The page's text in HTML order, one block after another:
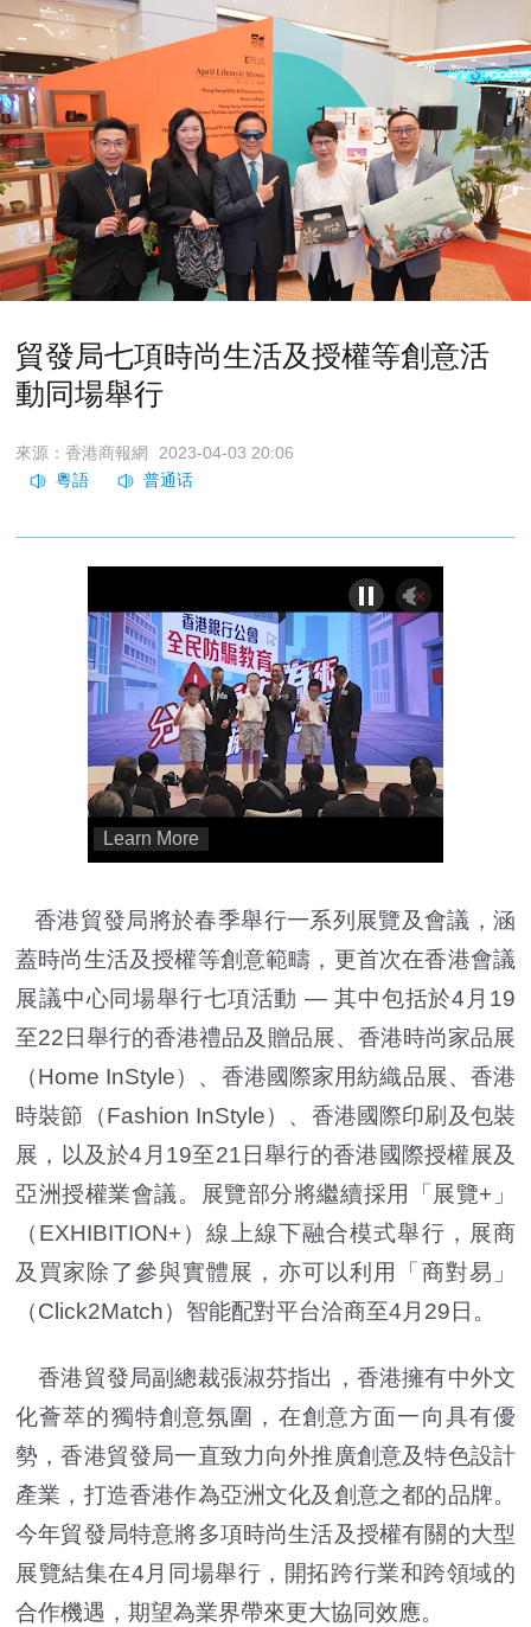
貿發局七項時尚生活及授權等創意活
動同場舉行
來源：香港商報網 2023-04-03 20:06
香港貿發局將於春季舉行一系列展覽及會議，涵
蓋時尚生活及授權等創意範疇，更首次在香港會議
展議中心同場舉行七項活動 — 其中包括於4月19
至22日舉行的香港禮品及贈品展、香港時尚家品展
（Home InStyle）、香港國際家用紡織品展、香港
時裝節（Fashion InStyle）、香港國際印刷及包裝
展，以及於4月19至21日舉行的香港國際授權展及
亞洲授權業會議。展覽部分將繼續採用「展覽+」
（EXHIBITION+）線上線下融合模式舉行，展商
及買家除了參與實體展，亦可以利用「商對易」
（Click2Match）智能配對平台洽商至4月29日。
香港貿發局副總裁張淑芬指出，香港擁有中外文
化薈萃的獨特創意氛圍，在創意方面一向具有優
勢，香港貿發局一直致力向外推廣創意及特色設計
產業，打造香港作為亞洲文化及創意之都的品牌。
今年貿發局特意將多項時尚生活及授權有關的大型
展覽結集在4月同場舉行，開拓跨行業和跨領域的
合作機遇，期望為業界帶來更大協同效應。